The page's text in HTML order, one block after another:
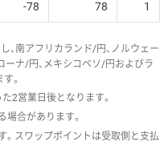
-78 78 1
、南アフリカランド/円、ノルウェー
ーナ/円、メキシコペソ/円およびラ
。
2営業日後となります。
合があります。
。スワップポイントは受取側と支払